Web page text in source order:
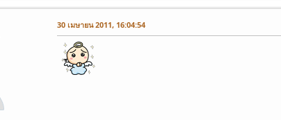
30 เมษายน 2011, 16:04:54